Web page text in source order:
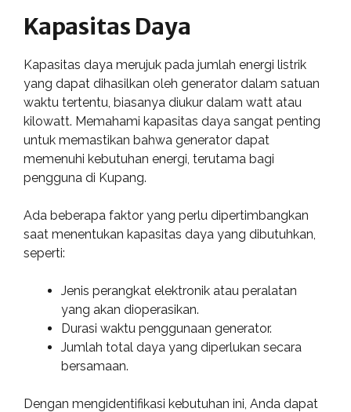
Kapasitas Daya
Kapasitas daya merujuk pada jumlah energi listrik
yang dapat dihasilkan oleh generator dalam satuan
waktu tertentu, biasanya diukur dalam watt atau
kilowatt. Memahami kapasitas daya sangat penting
untuk memastikan bahwa generator dapat
memenuhi kebutuhan energi, terutama bagi
pengguna di Kupang.
Ada beberapa faktor yang perlu dipertimbangkan
saat menentukan kapasitas daya yang dibutuhkan,
seperti:
Jenis perangkat elektronik atau peralatan
yang akan dioperasikan.
Durasi waktu penggunaan generator.
Jumlah total daya yang diperlukan secara
bersamaan.
Dengan mengidentifikasi kebutuhan ini, Anda dapat